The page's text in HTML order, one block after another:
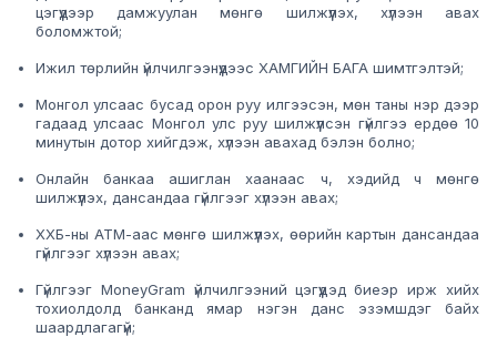
цэгүүдээр дамжуулан мөнгө шилжүүлэх, хүлээн авах
боломжтой;
Ижил төрлийн үйлчилгээнүүдээс ХАМГИЙН БАГА шимтгэлтэй;
Монгол улсаас бусад орон руу илгээсэн, мөн таны нэр дээр
гадаад улсаас Монгол улс руу шилжүүлсэн гүйлгээ ердөө 10
минутын дотор хийгдэж, хүлээн авахад бэлэн болно;
Онлайн банкаа ашиглан хаанаас ч, хэдийд ч мөнгө
шилжүүлэх, дансандаа гүйлгээг хүлээн авах;
ХХБ-ны АТМ-аас мөнгө шилжүүлэх, өөрийн картын дансандаа
гүйлгээг хүлээн авах;
Гүйлгээг MoneyGram үйлчилгээний цэгүүдэд биеэр ирж хийх
тохиолдолд банканд ямар нэгэн данс эзэмшдэг байх
шаардлагагүй;